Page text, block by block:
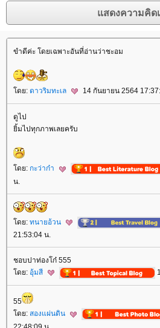
ขำดีค่ะ โดยเฉพาะอันที่อ่านว่าชะอม
ดย: ดาวริมทะเล 14 กันยายน 2564
ดูไป
ิ้มไปทุกภาพเลยครับ
ดย: กะว่าก๋า
น.
ดย: ทนายอ้วน
21:53:04 น.
ชอบปาท่องโก๋ 555
ดย: อุ้มสี
55
ดย: สองแผ่นดิน